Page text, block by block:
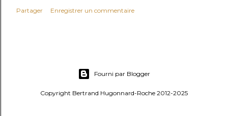
Partager Enregistrer un commentaire
Fourni par Blogger
Copyright Bertrand Hugonnard-Roche 2012-2025